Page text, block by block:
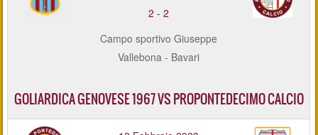
2 -2
Campo sportivo Giuseppe
Vallebona - Bavari
GOLIARDICA GENOVESE 1967 VS PROPONTEDECIMO CALCIO